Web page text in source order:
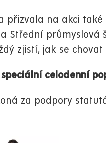
přizvala na akci
Střední průmyslová
zjistí, jak se
celodenní
za podpory